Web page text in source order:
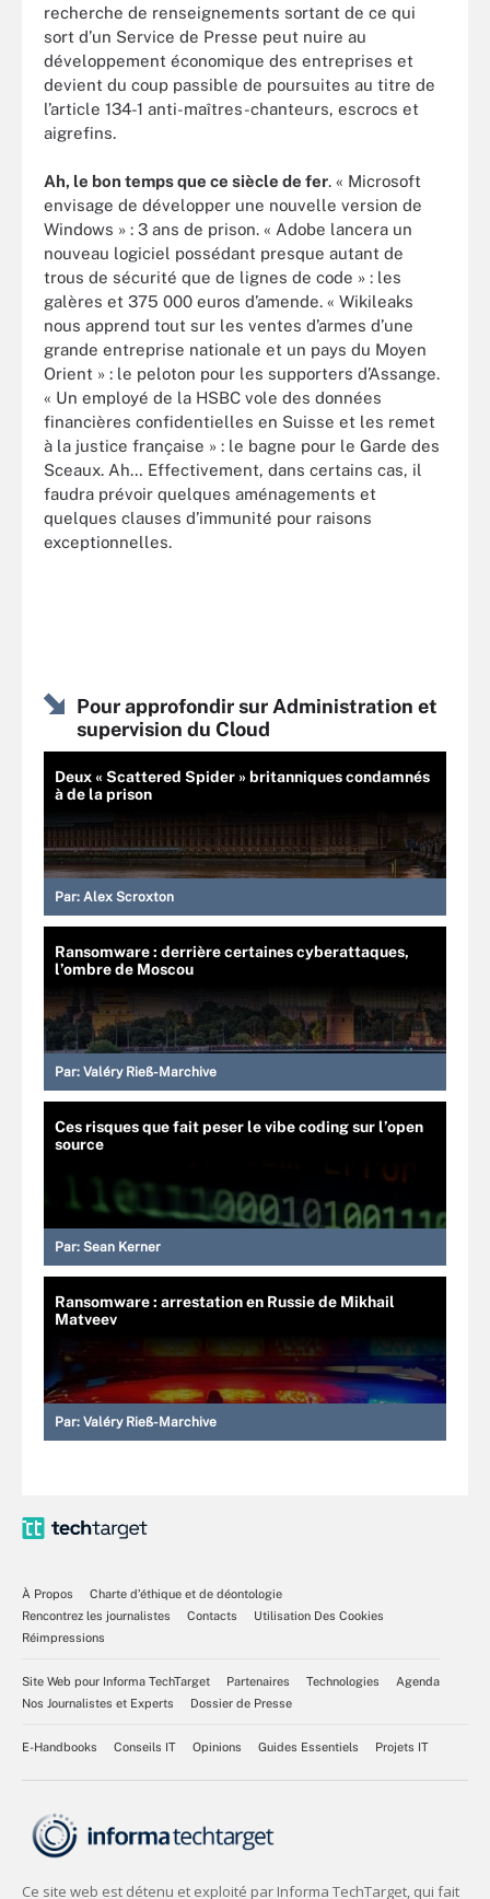
recherche de renseignements sortant de ce qui
sort d’un Service de Presse peut nuire au
développement économique des entreprises et
devient du coup passible de poursuites au titre de
l’article 134-1 anti-maîtres-chanteurs, escrocs et
aigrefins.
Ah, le bon temps que ce siècle de fer. « Microsoft
envisage de développer une nouvelle version de
Windows » : 3 ans de prison. « Adobe lancera un
nouveau logiciel possédant presque autant de
trous de sécurité que de lignes de code » : les
galères et 375 000 euros d’amende. « Wikileaks
nous apprend tout sur les ventes d’armes d’une
grande entreprise nationale et un pays du Moyen
Orient » : le peloton pour les supporters d’Assange.
« Un employé de la HSBC vole des données
financières confidentielles en Suisse et les remet
à la justice française » : le bagne pour le Garde des
Sceaux. Ah… Effectivement, dans certains cas, il
faudra prévoir quelques aménagements et
quelques clauses d’immunité pour raisons
exceptionnelles.
Pour approfondir sur Administration et
supervision du Cloud
Deux « Scattered Spider » britanniques condamnés
à de la prison
Par: Alex Scroxton
Ransomware : derrière certaines cyberattaques,
l’ombre de Moscou
Par: Valéry Rieß-Marchive
Ces risques que fait peser le vibe coding sur l’open
source
Par: Sean Kerner
Ransomware : arrestation en Russie de Mikhail
Matveev
Par: Valéry Rieß-Marchive
À Propos
Charte d’éthique et de déontologie
Rencontrez les journalistes
Contacts
Utilisation Des Cookies
Réimpressions
Site Web pour Informa TechTarget Partenaires Technologies
Agenda
Nos Journalistes et Experts
Dossier de Presse
E-Handbooks Conseils IT Opinions Guides Essentiels Projets IT